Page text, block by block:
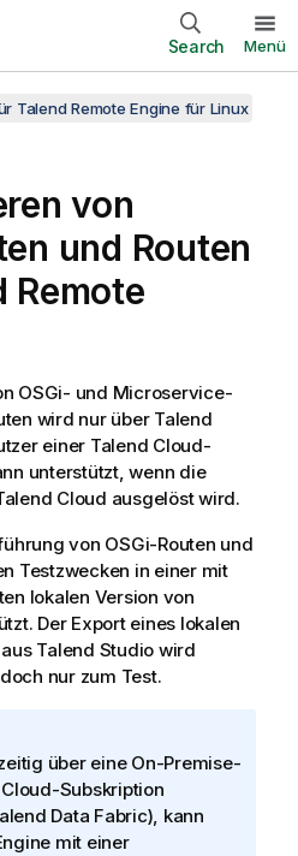
Search Menü
Talend Remote Engine für Linux
von
und Routen
Remote
OSGi- und Microservice-
wird nur über Talend
einer Talend Cloud-
unterstützt, wenn die
Cloud ausgelöst wird.
von OSGi-Routen und
Testzwecken in einer mit
lokalen Version von
Der Export eines lokalen
Talend Studio wird
nur zum Test.
über eine On-Premise-
-Subskription
Data Fabric), kann
mit einer